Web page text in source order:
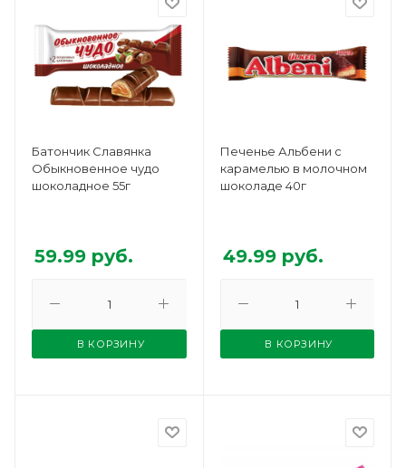
Батончик Славянка
Обыкновенное чудо
шоколадное 55г
59.99 руб.
В КОРЗИНУ
Печенье Альбени с
карамелью в молочном
шоколаде 40г
49.99руб.
В КОРЗИНУ